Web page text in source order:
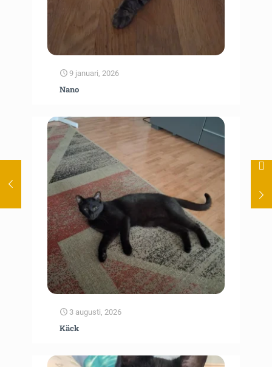
9 januari, 2026
Nano
3 augusti, 2026
Käck